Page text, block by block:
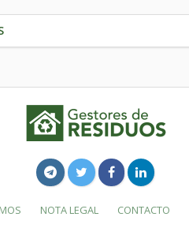
NOTA LEGAL CONTACTO